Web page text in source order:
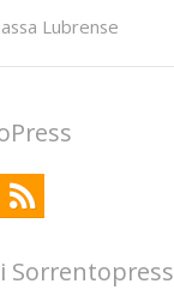
Lubrense
Sorrentopress